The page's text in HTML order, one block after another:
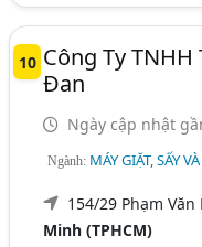
10 Công Ty
Đan
Ngày cập nhật
Ngành: MÁY GIẶT, SẤY
154/29 Phạm
Minh (TPHCM)